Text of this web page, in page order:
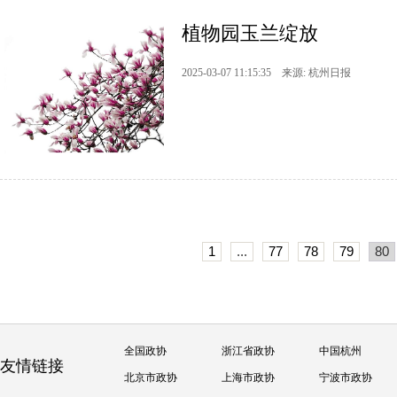
植物园玉兰绽放
2025-03-07 11:15:35 来源: 杭州日报
1 ... 77 78 79 80
友情链接
全国政协 浙江省政协 中国杭州
北京市政协 上海市政协 宁波市政协